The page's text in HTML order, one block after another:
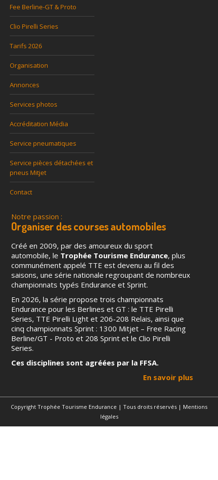
Fee Berline-GT & Proto
Clio Pirelli Series
Tarifs 2026
Organisation
Annonces
Services photos
Accréditation Média
Service pneumatiques
Service pièces détachées et
pneus Mitjet
Contact
Notre passion :
Organiser des courses automobiles
Créé en 2009, par des amoureux du sport
automobile, le Trophée Tourisme Endurance, plus
communément appelé TTE est devenu au fil des
saisons, une série nationale regroupant de nombreux
championnats typés Endurance et Sprint.
En 2026, la série propose trois championnats
Endurance pour les Berlines et GT : le TTE Pirelli
Series, TTE Pirelli Light et 206-208 Relais, ainsi que
cinq championnats Sprint : 1300 Mitjet – Free Racing
Berline/GT - Proto et 208 Sprint et le Clio Pirelli
Series.
Ces disciplines sont agréées par la FFSA.
En savoir plus
Copyright Trophée Tourisme Endurance | Tous droits réservés | Mentions
légales